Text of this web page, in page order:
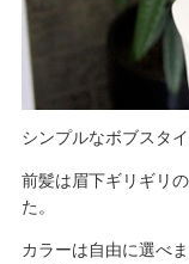
シンプルなボブスタ
前髪は眉下ギリギリ
た。
カラーは自由に選べま